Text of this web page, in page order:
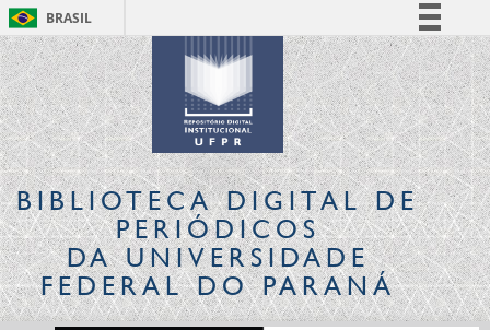
BRASIL
Simplifique!
Comunica BR
Participe
Acesso à informação
Legislação
Canais
BIBLIOTECA DIGITALDE
PERIÓDICOS
DA UNIVERSIDADE
FEDERAL DO PARANÁ